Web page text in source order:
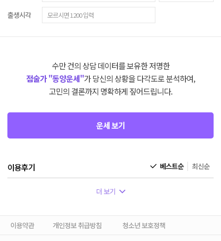
출생시각
수만 건의 상담 데이터를 보유한 저명한
점술가 "동양운세"가 당신의 상황을 다각도로 분석하여,
고민의 결론까지 명확하게 짚어드립니다.
운세 보기
이용후기 베스트순 최신순
더 보기
이용약관 개인정보 취급방침
청소년 보호정책